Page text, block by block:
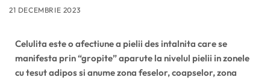
21 DECEMBRIE 2023
Celulita este o afectiune a pielii des intalnita care se
manifesta prin “gropite” aparute la nivelul pielii in zonele
cu tesut adipos si anume zona feselor, coapselor, zona